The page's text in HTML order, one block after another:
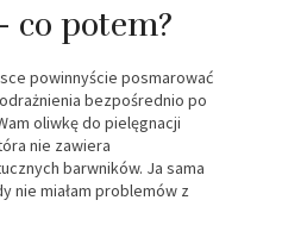
co potem?
powinnyście posmarować
bezpośrednio po
oliwkę do pielęgnacji
nie zawiera
barwników. Ja sama
nie miałam problemów z